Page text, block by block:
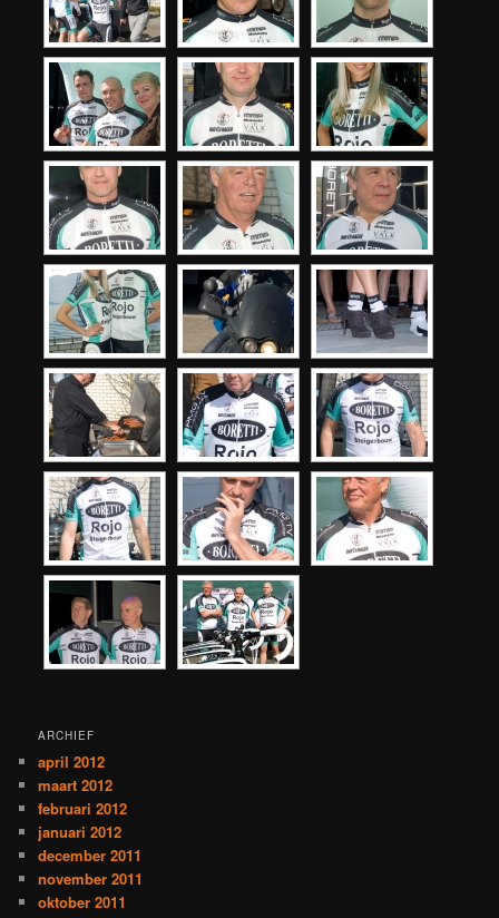
ARCHIEF
april 2012
maart 2012
februari 2012
januari 2012
december 2011
november 2011
oktober 2011